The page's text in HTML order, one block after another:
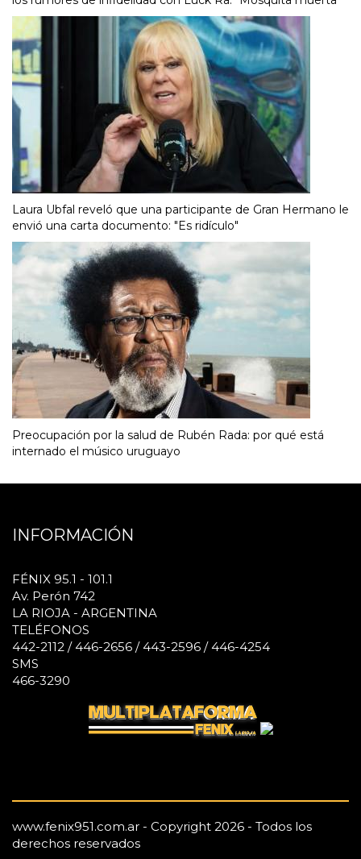
Laura Ubfal reveló que una participante de Gran Hermano le
envió una carta documento: "Es ridículo"
Preocupación por la salud de Rubén Rada: por qué está
internado el músico uruguayo
INFORMACIÓN
FÉNIX 95.1 - 101.1
Av. Perón 742
LA RIOJA - ARGENTINA
TELÉFONOS
442-2112 / 446-2656 / 443-2596 / 446-4254
SMS
466-3290
www.fenix951.com.ar - Copyright 2026 - Todos los
derechos reservados